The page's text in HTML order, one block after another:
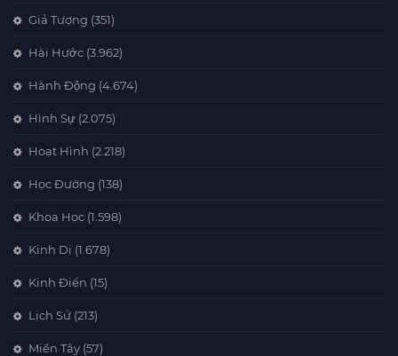
Giả Tượng (351)
Hài Hước (3.962)
Hành Động (4.674)
Hình Sự (2.075)
Hoạt Hình (2.218)
Học Đường (138)
Khoa Học (1.598)
Kinh Dị (1.678)
Kinh Điển (15)
Lịch Sử (213)
Miền Tây (57)